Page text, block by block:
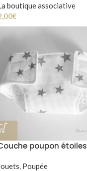
boutique associative
€
poupon étoiles
, Poupée